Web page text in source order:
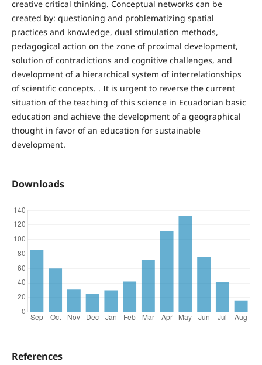
creative critical thinking. Conceptual networks can be
created by: questioning and problematizing spatial
practices and knowledge, dual stimulation methods,
pedagogical action on the zone of proximal development,
solution of contradictions and cognitive challenges, and
development of a hierarchical system of interrelationships
of scientific concepts. . It is urgent to reverse the current
situation of the teaching of this science in Ecuadorian basic
education and achieve the development of a geographical
thought in favor of an education for sustainable
development.
Downloads
References